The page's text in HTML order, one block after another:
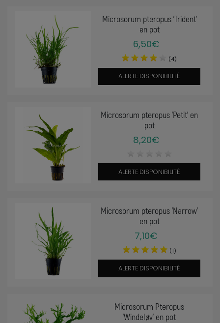
Microsorum pteropus 'Trident'
en pot
6,50€
(4)
ALERTE DISPONIBILITÉ
Microsorum pteropus 'Petit' en
pot
8,20€
ALERTE DISPONIBILITÉ
Microsorum pteropus 'Narrow'
en pot
7,10€
(1)
ALERTE DISPONIBILITÉ
Microsorum Pteropus
'Windeløv' en pot